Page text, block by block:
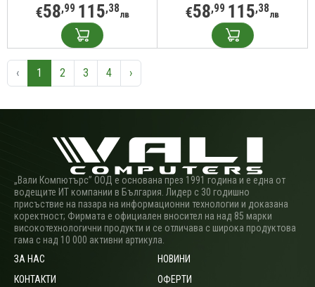
€58,99 115,38лв €58,99 115,38лв
‹ 1 2 3 4 ›
„Вали Компютърс” ООД е основана през 1991 година и е една от
водещите ИТ компании в България. Лидер с 30 годишно
присъствие на пазара на информационни технологии и доказана
коректност; Фирмата е официален вносител на над 85 марки
високотехнологични продукти и се отличава с широка продуктова
гама с над 10 000 активни артикула.
ЗА НАС
КОНТАКТИ
НОВИНИ
ОФЕРТИ